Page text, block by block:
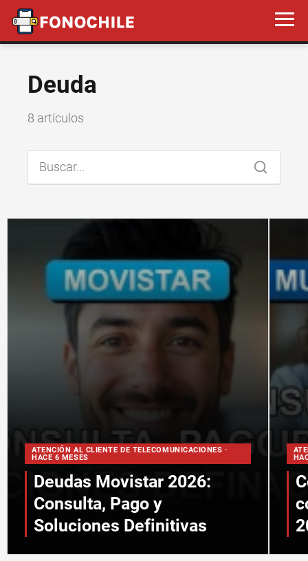
Deuda
8 artículos
ATENCIÓN AL CLIENTE DE TELECOMUNICACIONES ·
HACE 6 MESES
Deudas Movistar 2026:
Consulta, Pago y
Soluciones Definitivas